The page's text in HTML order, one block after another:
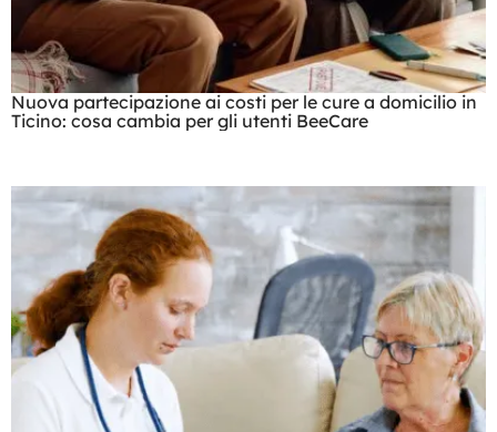
Nuova partecipazione ai costi per le cure a domicilio in
Ticino: cosa cambia per gli utenti BeeCare